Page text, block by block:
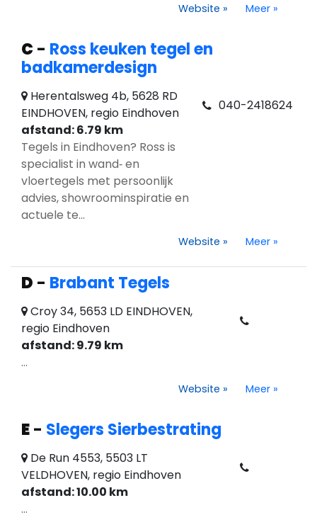
Website » Meer »
C - Ross keuken tegel en
badkamerdesign
Herentalsweg 4b, 5628 RD
EINDHOVEN, regio Eindhoven
afstand: 6.79 km
Tegels in Eindhoven? Ross is
specialist in wand‑ en
vloertegels met persoonlijk
advies, showroominspiratie en
actuele te...
040-2418624
Website » Meer »
D - Brabant Tegels
Croy 34, 5653 LD EINDHOVEN,
regio Eindhoven
afstand: 9.79 km
...
Website » Meer »
E- Slegers Sierbestrating
De Run 4553, 5503 LT
VELDHOVEN, regio Eindhoven
afstand: 10.00 km
...